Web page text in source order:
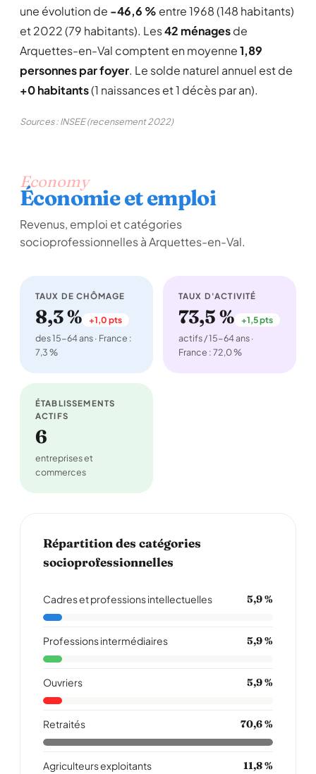
une évolution de -46,6 % entre 1968 (148 habitants)
et 2022 (79 habitants). Les42 ménagesde
Arquettes-en-Val comptent en moyenne1,89
personnes par foyer. Le solde naturel annuel est de
+0 habitants(1 naissances et 1 décès par an).
Sources : INSEE (recensement 2022)
Economy
Économie et emploi
Revenus, emploi et catégories
socioprofessionnelles à Arquettes-en-Val.
TAUX DE CHÔMAGE
8,3 % +1,0 pts
des 15-64 ans · France :
7,3 %
TAUX D'ACTIVITÉ
73,5 % +1,5 pts
actifs / 15-64 ans ·
France : 72,0 %
ÉTABLISSEMENTS
ACTIFS
6
entreprises et
commerces
Répartition des catégories
socioprofessionnelles
Cadres et professions intellectuelles 5,9 %
Professions intermédiaires 5,9 %
Ouvriers 5,9 %
Retraités 70,6 %
Agriculteurs exploitants 11,8 %